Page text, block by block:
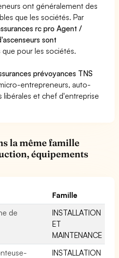
ont généralement des
que les sociétés. Par
rc pro Agent /
sont
que pour les sociétés.
prévoyances TNS
entrepreneurs, auto-
et chef d'entreprise
la même famille
équipements
Famille
de
INSTALLATION
ET
MAINTENANCE
INSTALLATION